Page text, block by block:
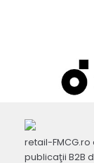
retail-
publicaţii B2B